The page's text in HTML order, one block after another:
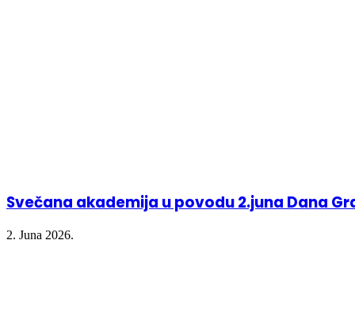
Svečana akademija u povodu 2.juna Dana
2. Juna 2026.